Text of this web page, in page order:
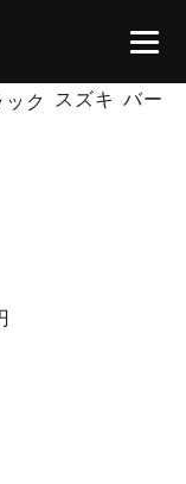
スズキ バー